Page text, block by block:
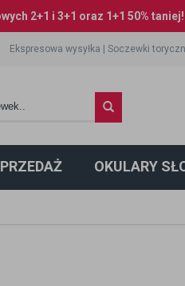
2+1 i 3+1 oraz 1+1 50% taniej!
Ekspresowa wysyłka |Soczewki
OKULARY